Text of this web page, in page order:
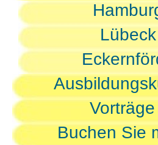
Lübeck
Vorträge
Buchen Sie